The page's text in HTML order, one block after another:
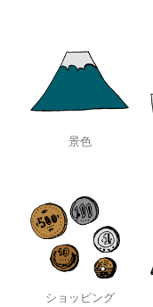
景色
ショッピング